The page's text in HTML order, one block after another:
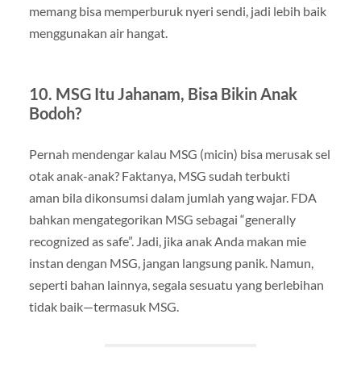
memang bisa memperburuk nyeri sendi, jadi lebih baik
menggunakan air hangat.
10. MSG Itu Jahanam, Bisa Bikin Anak
Bodoh?
Pernah mendengar kalau MSG (micin) bisa merusak sel
otak anak-anak? Faktanya, MSG sudah terbukti
aman bila dikonsumsi dalam jumlah yang wajar. FDA
bahkan mengategorikan MSG sebagai “generally
recognized as safe”. Jadi, jika anak Anda makan mie
instan dengan MSG, jangan langsung panik. Namun,
seperti bahan lainnya, segala sesuatu yang berlebihan
tidak baik—termasuk MSG.